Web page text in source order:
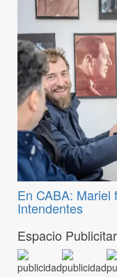
En CABA: Mariel
Intendentes
Espacio